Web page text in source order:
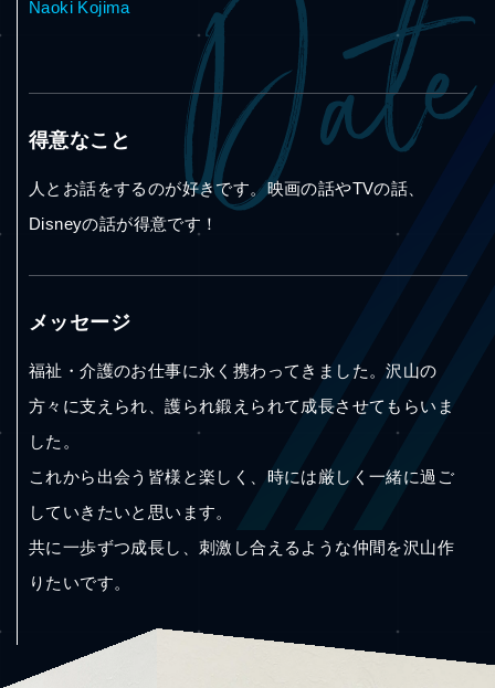
Naoki Kojima
得意なこと
人とお話をするのが好きです。映画の話やTVの話、
Disneyの話が得意です！
メッセージ
福祉・介護のお仕事に永く携わってきました。沢山の
方々に支えられ、護られ鍛えられて成長させてもらいま
した。
これから出会う皆様と楽しく、時には厳しく一緒に過ご
していきたいと思います。
共に一歩ずつ成長し、刺激し合えるような仲間を沢山作
りたいです。